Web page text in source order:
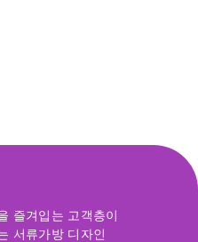
즐겨입는 고객층이
서류가방 디자인